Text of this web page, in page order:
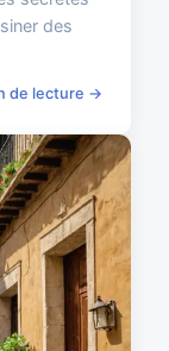
des
de lecture →